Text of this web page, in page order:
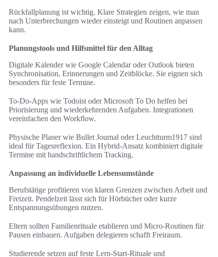
Rückfallplanung ist wichtig. Klare Strategien zeigen, wie man
nach Unterbrechungen wieder einsteigt und Routinen anpassen
kann.
Planungstools und Hilfsmittel für den Alltag
Digitale Kalender wie Google Calendar oder Outlook bieten
Synchronisation, Erinnerungen und Zeitblöcke. Sie eignen sich
besonders für feste Termine.
To‑Do‑Apps wie Todoist oder Microsoft To Do helfen bei
Priorisierung und wiederkehrenden Aufgaben. Integrationen
vereinfachen den Workflow.
Physische Planer wie Bullet Journal oder Leuchtturm1917 sind
ideal für Tagesreflexion. Ein Hybrid-Ansatz kombiniert digitale
Termine mit handschriftlichem Tracking.
Anpassung an individuelle Lebensumstände
Berufstätige profitieren von klaren Grenzen zwischen Arbeit und
Freizeit. Pendelzeit lässt sich für Hörbücher oder kurze
Entspannungsübungen nutzen.
Eltern sollten Familienrituale etablieren und Micro‑Routinen für
Pausen einbauen. Aufgaben delegieren schafft Freiraum.
Studierende setzen auf feste Lern-Start-Rituale und